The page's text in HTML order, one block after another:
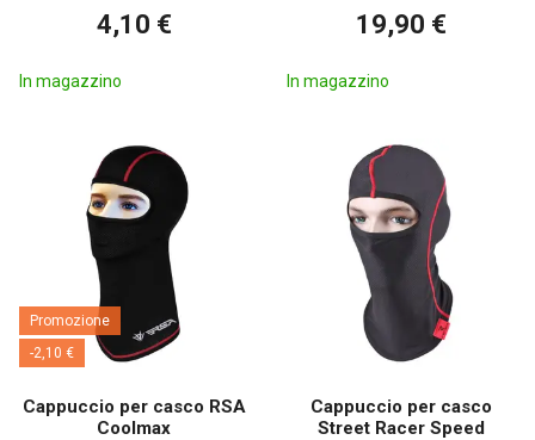
4,10 €
In magazzino
19,90 €
In magazzino
Promozione
-2,10 €
Cappuccio per casco RSA
Coolmax
Cappuccio per casco
Street Racer Speed